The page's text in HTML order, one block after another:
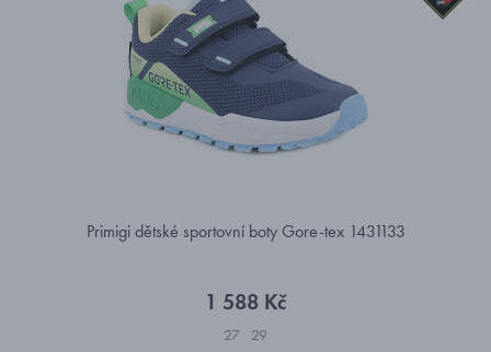
Primigi dětské sportovní boty Gore-tex 1431133
1 588 Kč
27 29